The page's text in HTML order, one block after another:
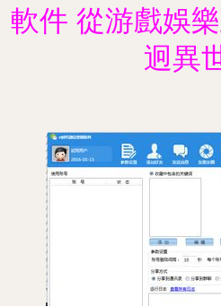
軟件 從游戲娛
迥異